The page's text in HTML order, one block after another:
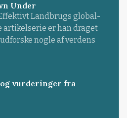
Under
Effektivt Landbrugs global-
artikelserie er han draget
nogle af verdens
vurderinger fra